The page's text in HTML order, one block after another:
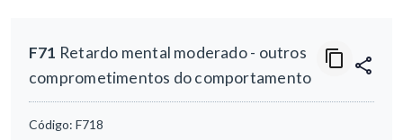
F71 Retardo mental moderado - outros
comprometimentos do comportamento
Código: F718